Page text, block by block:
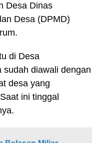
Desa Dinas
Desa (DPMD)
di Desa
sudah diawali dengan
desa yang
ini tinggal